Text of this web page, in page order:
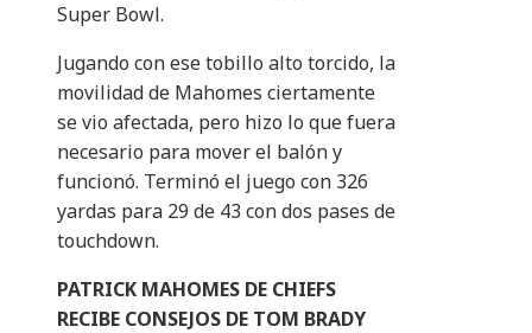
Super Bowl.
Jugando con ese tobillo alto torcido, la
movilidad de Mahomes ciertamente
se vio afectada, pero hizo lo que fuera
necesario para mover el balón y
funcionó. Terminó el juego con 326
yardas para 29 de 43 con dos pases de
touchdown.
PATRICK MAHOMES DE CHIEFS
RECIBE CONSEJOS DE TOM BRADY